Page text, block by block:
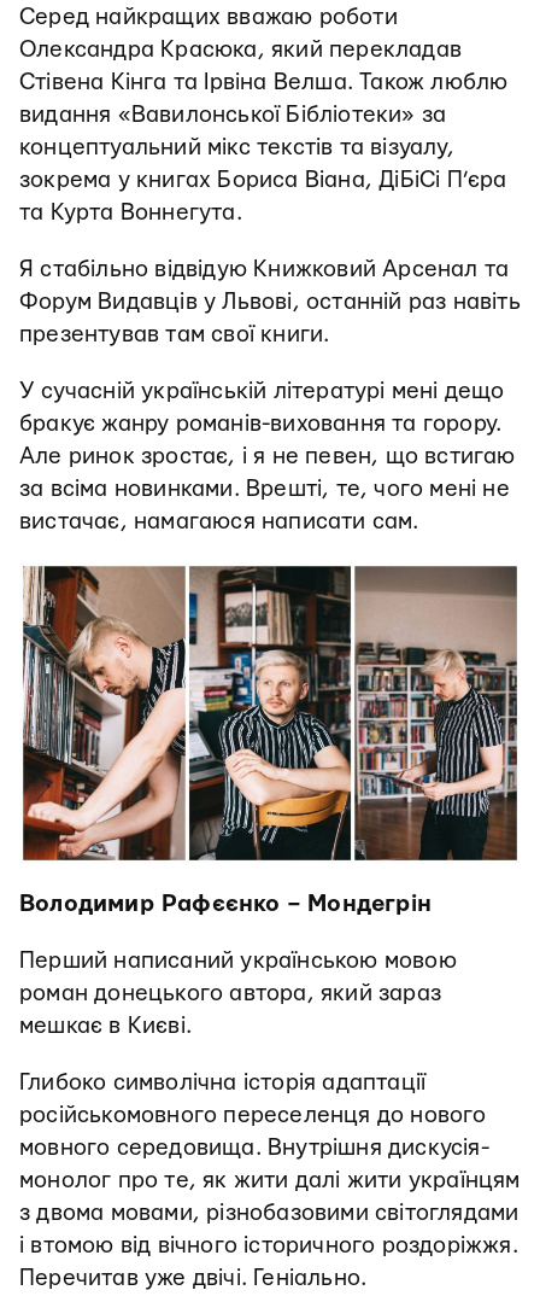
Серед найкращих вважаю роботи
Олександра Красюка, який перекладав
Стівена Кінга та Ірвіна Велша. Також люблю
видання «Вавилонської Бібліотеки» за
концептуальний мікс текстів та візуалу,
зокрема у книгах Бориса Віана, ДіБіСі П’єра
та Курта Воннегута.
Я стабільно відвідую Книжковий Арсенал та
Форум Видавців у Львові, останній раз навіть
презентував там свої книги.
У сучасній українській літературі мені дещо
бракує жанру романів-виховання та горору.
Але ринок зростає, і я не певен, що встигаю
за всіма новинками. Врешті, те, чого мені не
вистачає, намагаюся написати сам.
Володимир Рафєєнко – Мондегрін
Перший написаний українською мовою
роман донецького автора, який зараз
мешкає в Києві.
Глибоко символічна історія адаптації
російськомовного переселенця до нового
мовного середовища. Внутрішня дискусія-
монолог про те, як жити далі жити українцям
з двома мовами, різнобазовими світоглядами
і втомою від вічного історичного роздоріжжя.
Перечитав уже двічі. Геніально.